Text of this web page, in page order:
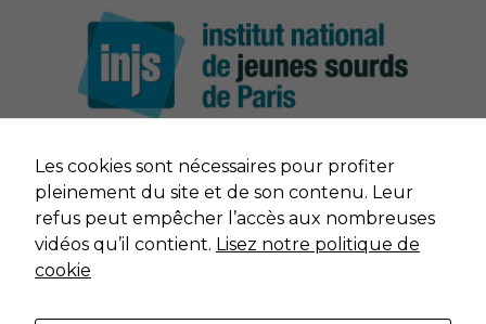
NOUS CONTACTER
MENTIONS LÉGALES
Les cookies sont nécessaires pour profiter
pleinement du site et de son contenu. Leur
refus peut empêcher l’accès aux nombreuses
vidéos qu’il contient. Lisez notre politique de
cookie
Ces cookies ne
sont pas
sont nécessaires
au